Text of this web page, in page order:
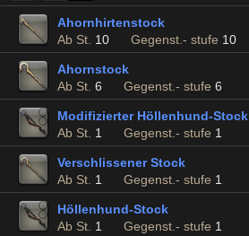
Ahornhirtenstock
Ab St. 10 Gegenst.- stufe 10
Ahornstock
Ab St. 6 Gegenst.- stufe 6
Modifizierter Höllenhund-Stock
Ab St. 1 Gegenst.- stufe 1
Verschlissener Stock
Ab St. 1 Gegenst.- stufe 1
Höllenhund-Stock
Ab St. 1 Gegenst.- stufe 1